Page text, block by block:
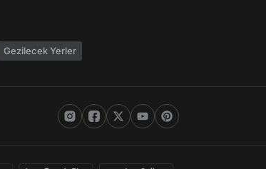
Gezilecek Yerler